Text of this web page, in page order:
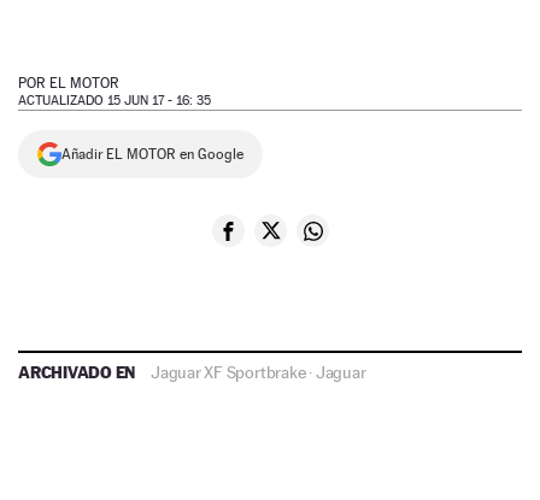
POR EL MOTOR
ACTUALIZADO 15 JUN 17 - 16: 35
Añadir EL MOTOR en Google
ARCHIVADO EN Jaguar XF Sportbrake·Jaguar